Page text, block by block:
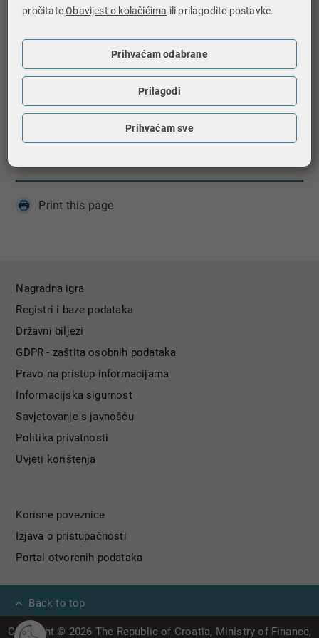
4.9. Ispostava Našice
4.10. Ispostava Osijek
4.10.1. Odjel za građane
4.10.2. Odjel za poduzetnike - dobit
4.10.3. Odjel za poduzetnike - dohodak
Print this page
Nagradna igra
Registri i baze podataka
Državni biljezi
GDPR - zaštita osobnih podataka
Pravo na pristup informacijama
Informacijska sigurnost
Savjetovanje s javnošću
Politika privatnosti
Uvjeti korištenja
Korisne poveznice
Izjava o pristupačnosti
Portal otvorenih podataka
Back to top
Copyright © 2026 The Republic of Croatia, Ministry of Finance,
pročitateObavijest o kolačićima ili prilagodite postavke.
Prihvaćam odabrane
Prilagodi
Prihvaćam sve